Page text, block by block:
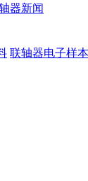
器新闻
联轴器电子样本